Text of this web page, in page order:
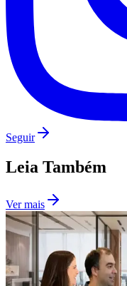
Vasco
Seguir
Leia Também
Ver mais